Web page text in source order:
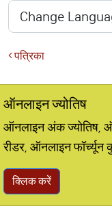
पत्रिका
ऑनलाइन ज्योतिष
ऑनलाइन अंक ज्योतिष,
रीडर, ऑनलाइन
क्लिक करें